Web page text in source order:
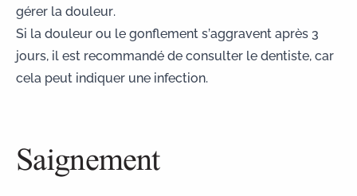
gérer la douleur.
Si la douleur ou le gonflement s’aggravent après 3
jours, il est recommandé de consulter le dentiste, car
cela peut indiquer une infection.
Saignement